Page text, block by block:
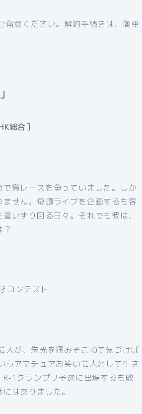
留意ください。解約手続きは、簡単
総合］
賞レースを争っていました。しか
せん。毎週ライブを企画するも客
いずり回る日々。それでも彼は、
コンテスト
人が、栄光を掴みそこねて気づけば
うアマチュアお笑い芸人として生き
1グランプリ予選に出場するも敗
はありました。